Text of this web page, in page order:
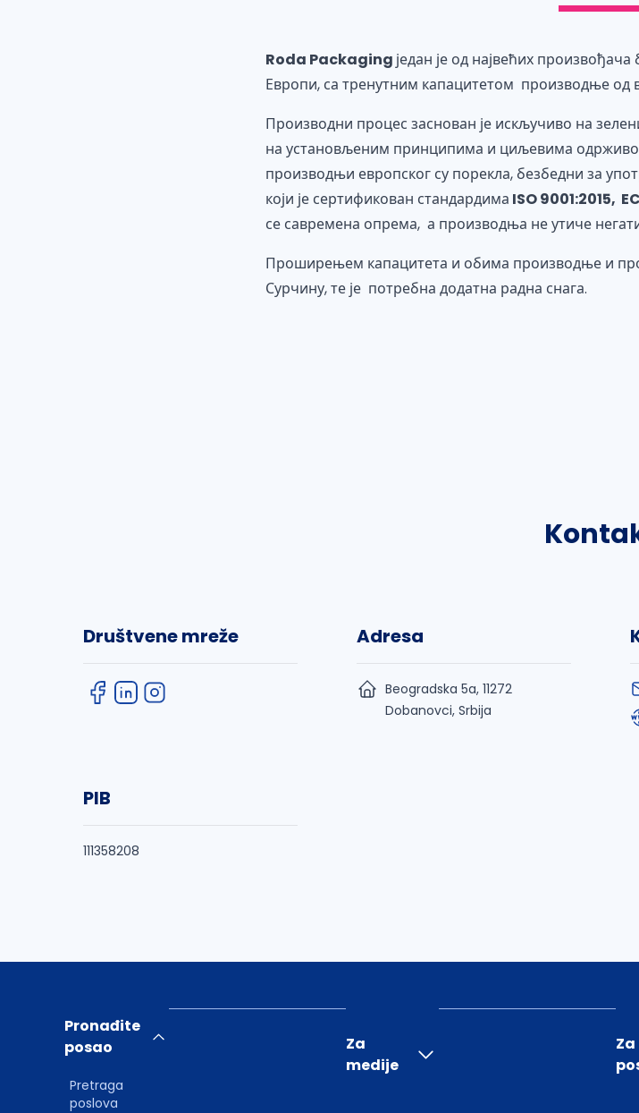
Roda Packaging један је од највећих
Европи, са тренутним капацитетом производње
Производни процес заснован је искључиво на
на установљеним принципима и циљевима
производњи европског су порекла, безбедни за
који је сертификован стандардима ISO 9001:2015,
се савремена опрема, а производња не утиче
Проширењем капацитета и обима производње и
Сурчину, те је потребна додатна радна снага.
Društvene mreže Adresa
Beogradska 5a, 11272
Dobanovci, Srbija
PIB
111358208
Pronađite
posao
Pretraga
poslova
Za
medije
Za